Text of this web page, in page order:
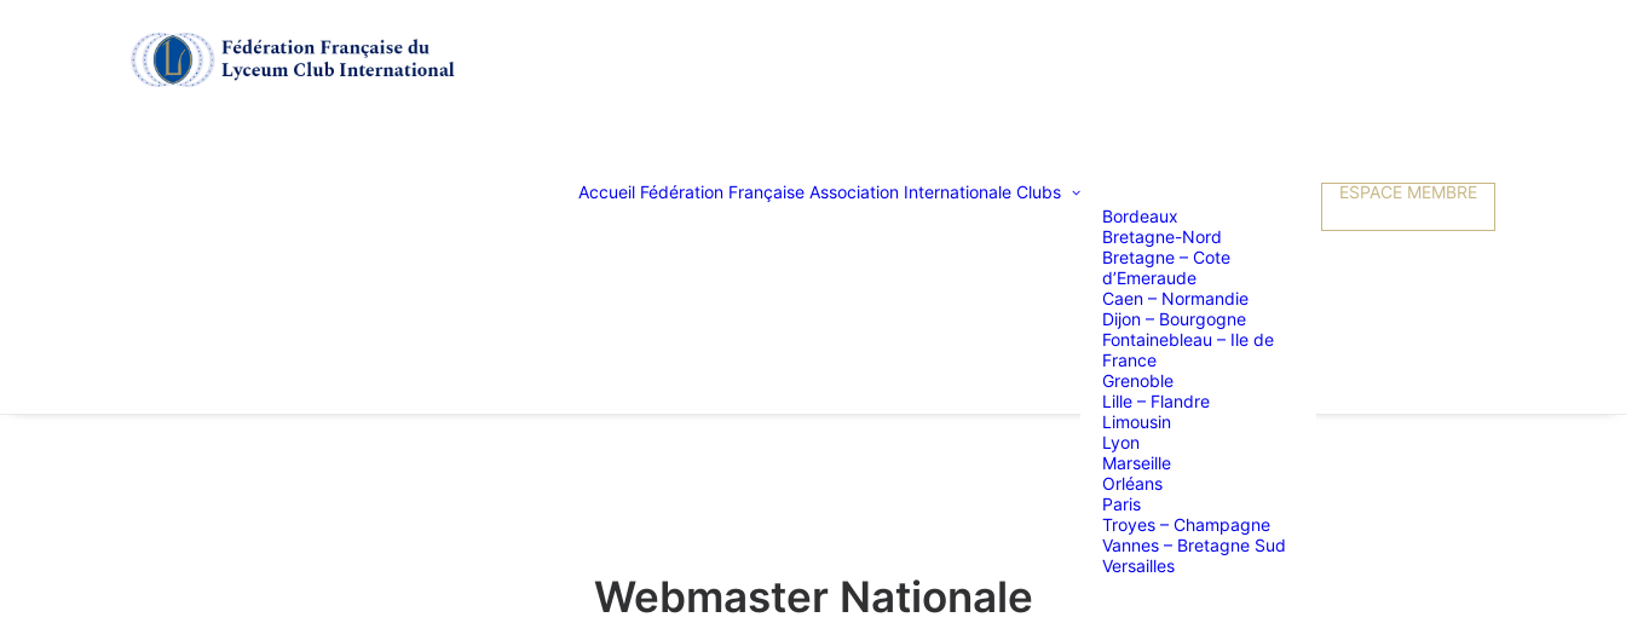
Accueil Fédération Française Association Internationale Clubs
Bordeaux
Bretagne-Nord
Bretagne – Cote
d’Emeraude
Caen – Normandie
Dijon – Bourgogne
Fontainebleau – Ile de
France
Grenoble
Lille – Flandre
Limousin
Lyon
Marseille
Orléans
Paris
Troyes – Champagne
Vannes – Bretagne Sud
Versailles
ESPACE MEMBRE
Webmaster Nationale